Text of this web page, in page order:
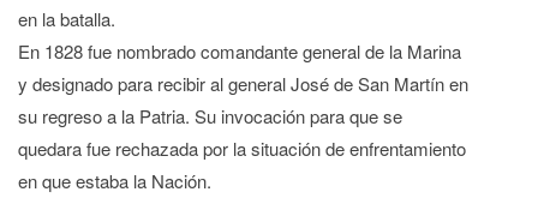
en la batalla.
En 1828 fue nombrado comandante general de la Marina
y designado para recibir al general José de San Martín en
su regreso a la Patria. Su invocación para que se
quedara fue rechazada por la situación de enfrentamiento
en que estaba la Nación.